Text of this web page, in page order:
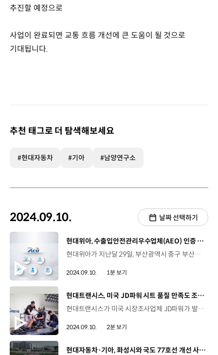
추진할 예정으로
사업이 완료되면 교통 흐름 개선에 큰 도움이 될 것으로
기대됩니다.
추천 태그로 더 탐색해보세요
#현대자동차 #기아 #남양연구소
2024.09.10. 날짜 선택하기
[동영상]
현대위아, 수출입안전관리우수업체(AEO) 인증 'AA' 등급 획득
현대위아가 지난달 29일, 부산광역시 중구 부산본부세관에서 열린 ‘2024년 3차 수출입안전관리우수업체(AEO) 공인 증서 수여식’ 에서 ‘AA’ 등급 인증서를 받았습니다. AEO 인증은 관세청이 세계관세기구의 수출입 안전관리 기준에 따라 우수 기업을 선정하는 국제 공인 제도로 내부통제시스템과 법규 준수도, 재무건전성, 안전관리, 사회기여도 등 수출입 물품 관리 능력을 종합적으로 심사해 등급을 부여 합니다. 현대위아는 2022년 12월 말, A등급을 획득한 지 1년 8개월만에 등급 상향에 성공했는데요, 오는 2028년에는 AAA 등급을 획득한다는 목표로 더욱 경쟁력을 키워 나갈 예정입니다.
2024.09.10. 1분 보기
[동영상]
현대트랜시스, 미국 JD파워 시트 품질 만족도 조사 1위
현대트랜시스가 미국 시장조사업체 JD파워가 발표한 ‘2024 시트 품질 만족도 조사’에서 준중형차 시트 평가 1위에 올랐습니다. 2024 시트 품질 만족도 조사는 미국에서 2024년형 차량을 90일이상 소유한 10만여 명의 소비자를 대상으로 작년 7월부터 올해 5월까지 진행됐는데요, 현대트랜시스는 올해 시트 품질 만족도 조사에서 처음으로 1위를 차지하며 글로벌 시트 제조사로 인정받았습니다. 현대트랜시스는 2019년 통합 출범한 이후 본격적으로 평가를 받은 2020년부터 2024년까지 시트 품질 만족도 조사에서 국내기업으로는 유일하게 5년 연속 톱3를 놓치지 않고 있습니다. 현대트랜시스는 국내는 물론 북미를 포함한 글로벌 고객이 만족할 수 있는 최고 품질의 시트 제조사로 자리매김할 수 있도록 첨단 기술과 차별화된 디자인 개발에 역량을 집중할 계획입니다.
2024.09.10. 2분 보기
[동영상]
현대자동차·기아, 화성시와 국도 77호선 개선 사업 MOU